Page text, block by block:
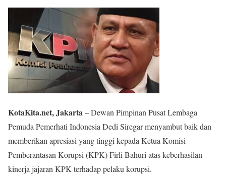
KotaKita.net, Jakarta– Dewan Pimpinan Pusat Lembaga
Pemuda Pemerhati Indonesia Dedi Siregar menyambut baik dan
memberikan apresiasi yang tinggi kepada Ketua Komisi
Pemberantasan Korupsi (KPK) Firli Bahuri atas keberhasilan
kinerja jajaran KPK terhadap pelaku korupsi.